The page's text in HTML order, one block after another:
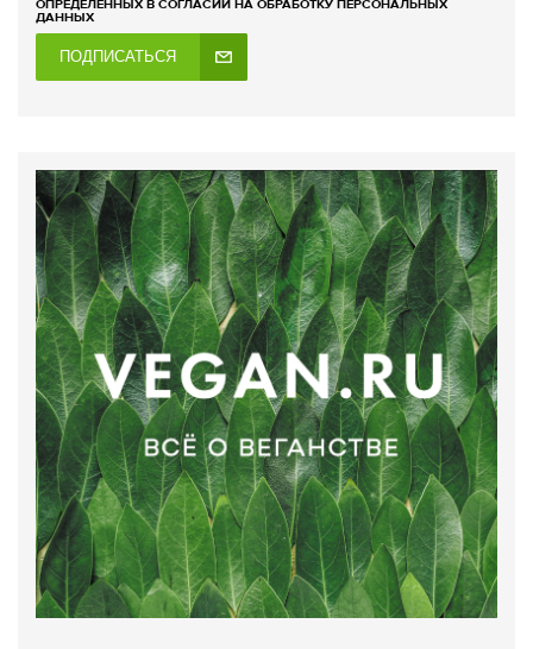
ОПРЕДЕЛЕННЫХ В СОГЛАСИИ НА ОБРАБОТКУ ПЕРСОНАЛЬНЫХ
ДАННЫХ
ПОДПИСАТЬСЯ